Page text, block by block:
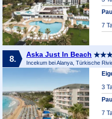
7
8. Aska Just In Beach
3
7